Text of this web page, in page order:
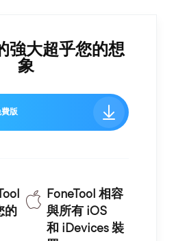
強大超乎您的想
象
費版
的
FoneTool 相容
與所有 iOS
和 iDevices 裝